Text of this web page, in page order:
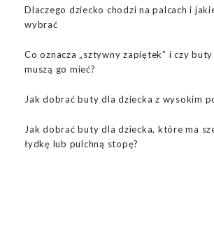
Dlaczego dziecko chodzi na palcach i
wybrać
Co oznacza „sztywny zapiętek” i czy
muszą go mieć?
Jak dobrać buty dla dziecka z wysokim
Jak dobrać buty dla dziecka, które ma
łydkę lub pulchną stopę?